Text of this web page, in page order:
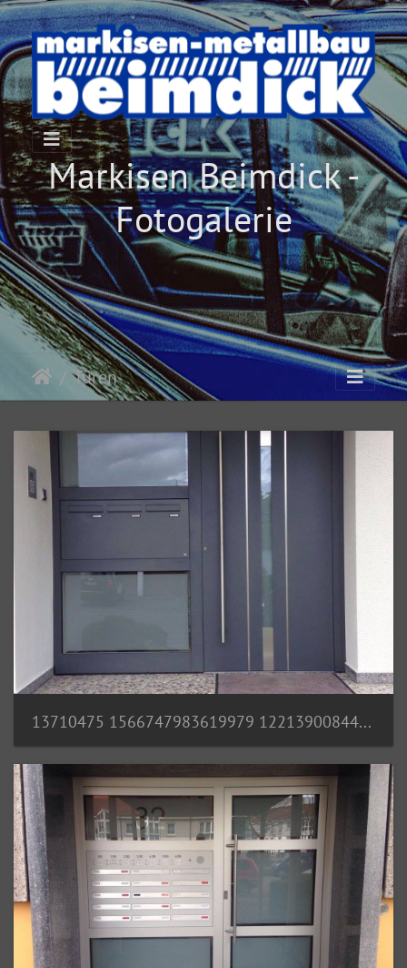
Markisen Beimdick -
Fotogalerie
Türen
13710475 1566747983619979 1221390084440171426 o